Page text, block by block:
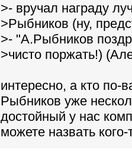
>- вручал награду
>Рыбников (ну,
>- "А.Рыбников
>чисто поржать!)
интересно, а кто
Рыбников уже
достойный у нас
можете назвать